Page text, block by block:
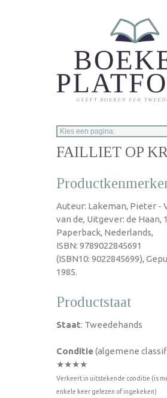
FAILLIET OP
Auteur: Lakeman, Pieter -
van de, Uitgever: de Haan,
Paperback, Nederlands,
ISBN: 9789022845691
(ISBN10: 9022845699),
1985.
Productstaat
Staat: Tweedehands
Conditie(algemene
★★★★
Verkeert in uitstekende conditie (is
enkele keer gelezen of ingekeken)